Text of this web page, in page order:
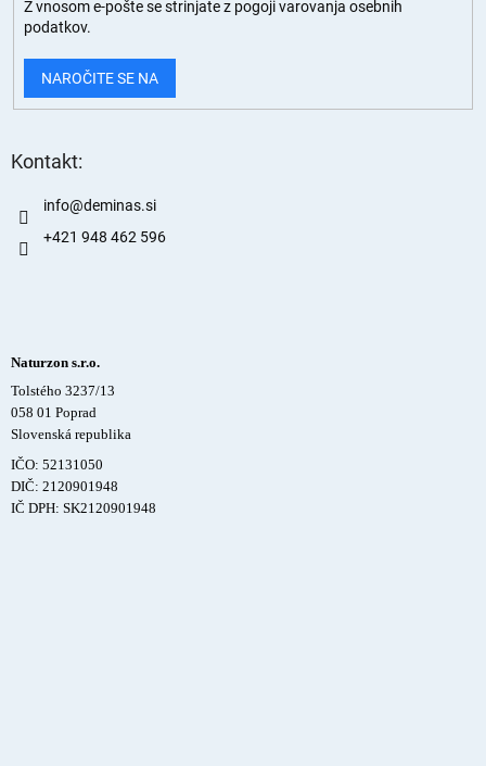
Z vnosom e-pošte se strinjate z pogoji varovanja osebnih
podatkov.
NAROČITE SE NA
Kontakt:
info@deminas.si
+421 948 462 596
Naturzon s.r.o.
Tolstého 3237/13
058 01 Poprad
Slovenská republika
IČO: 52131050
DIČ: 2120901948
IČ DPH: SK2120901948